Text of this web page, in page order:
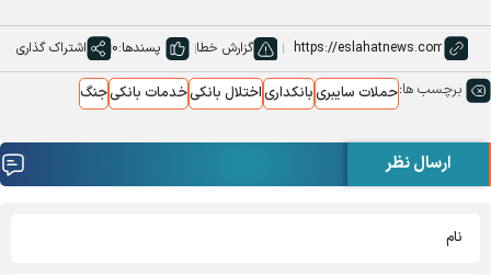
گزارش خطا پسندها:0 اشتراک گذاری
برچسب ها:حملات سایبریبانکداریاختلال بانکیخدمات بانکیجنگ
ارسال نظر